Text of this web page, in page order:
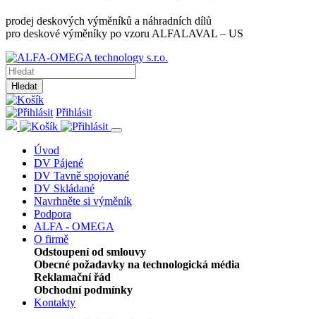
prodej deskových výměníků a náhradních dílů
pro deskové výměníky po vzoru ALFALAVAL – US
Hledat
Přihlásit
Úvod
DV Pájené
DV Tavně spojované
DV Skládané
Navrhněte si výměník
Podpora
ALFA - OMEGA
O firmě
Odstoupení od smlouvy
Obecné požadavky na technologická média
Reklamační řád
Obchodní podmínky
Kontakty